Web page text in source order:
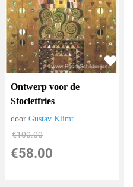
Ontwerp voor de
Stocletfries
doorGustav Klimt
€100.00
€58.00